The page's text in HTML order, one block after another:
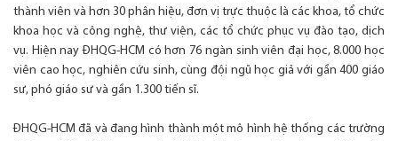
thành viên và hơn 30 phân hiệu, đơn vị trực thuộc là các khoa, tổ chức
khoa học và công nghệ, thư viện, các tổ chức phục vụ đào tạo, dịch
vụ. Hiện nay ĐHQG-HCM có hơn 76 ngàn sinh viên đại học, 8.000 học
viên cao học, nghiên cứu sinh, cùng đội ngũ học giả với gần 400 giáo
sư, phó giáo sư và gần 1.300 tiến sĩ.
ĐHQG-HCM đã và đang hình thành một mô hình hệ thống các trường